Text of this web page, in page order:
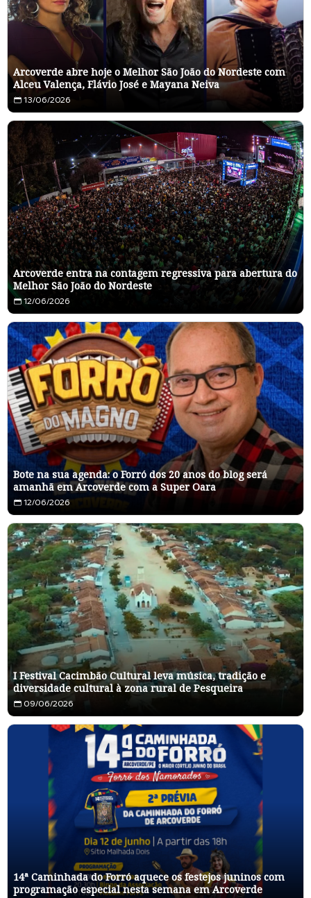
Arcoverde abre hoje o Melhor São João do Nordeste com
Alceu Valença, Flávio José e Mayana Neiva
13/06/2026
Arcoverde entra na contagem regressiva para abertura do
Melhor São João do Nordeste
12/06/2026
Bote na sua agenda: o Forró dos 20 anos do blog será
amanhã em Arcoverde com a Super Oara
12/06/2026
I Festival Cacimbão Cultural leva música, tradição e
diversidade cultural à zona rural de Pesqueira
09/06/2026
14ª Caminhada do Forró aquece os festejos juninos com
programação especial nesta semana em Arcoverde